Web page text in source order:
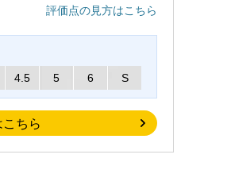
評価点の見方はこちら
4.5 5 6 S
ちら